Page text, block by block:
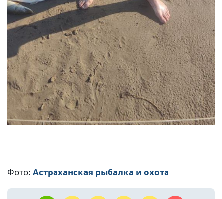
Фото: Астраханская рыбалка и охота